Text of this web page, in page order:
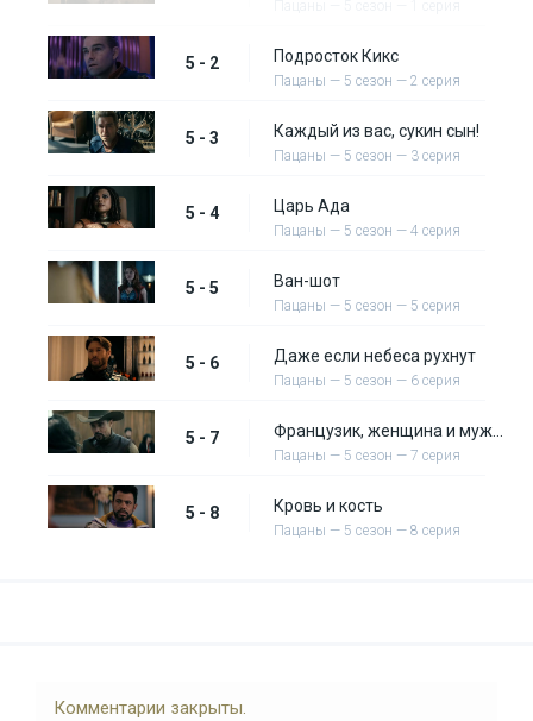
5 - 2 Подросток Кикс
Пацаны — 5 сезон — 2 серия
5 - 3 Каждый из вас, сукин сын!
Пацаны — 5 сезон — 3 серия
5 - 4 Царь Ада
Пацаны — 5 сезон — 4 серия
5 - 5 Ван-шот
Пацаны — 5 сезон — 5 серия
5 - 6 Даже если небеса рухнут
Пацаны — 5 сезон — 6 серия
5 - 7
Пацаны — 5 сезон — 7 серия
5 - 8 Кровь и кость
Пацаны — 5 сезон — 8 серия
Комментарии закрыты.